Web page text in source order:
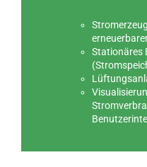
Stationäres